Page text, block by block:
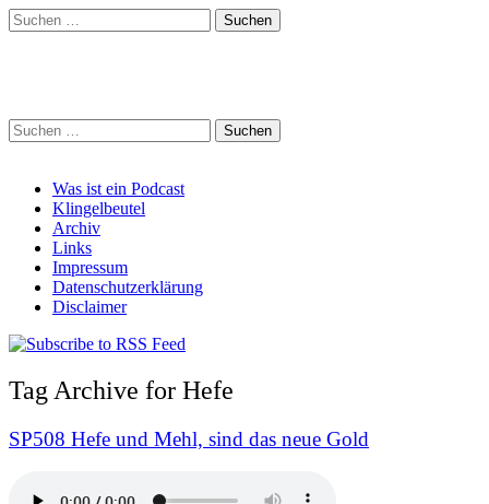
Suchen
nach:
Suchen
nach:
Main
menu
Skip
content
Was ist ein Podcast
Klingelbeutel
Archiv
Links
Impressum
Datenschutzerklärung
Disclaimer
Tag Archive for Hefe
SP508 Hefe und Mehl, sind das neue Gold